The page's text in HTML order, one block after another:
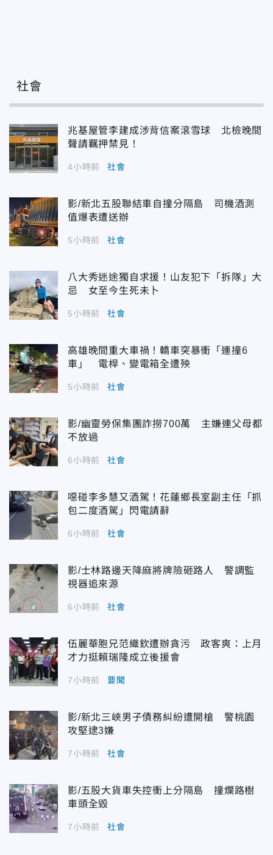
社會
兆基屋管李建成涉背信案滾雪球 北檢晚間
聲請羈押禁見！
4小時前 社會
影/新北五股聯結車自撞分隔島 司機酒測
值爆表遭送辦
5小時前 社會
八大秀迷途獨自求援！山友犯下「拆隊」大
忌 女至今生死未卜
5小時前 社會
高雄晚間重大車禍！轎車突暴衝「連撞6
車」 電桿、變電箱全遭殃
5小時前 社會
影/幽靈勞保集團詐撈700萬 主嫌連父母都
不放過
6小時前 社會
噁碰李多慧又酒駕！花蓮鄉長室副主任「抓
包二度酒駕」閃電請辭
6小時前 社會
影/士林路邊天降麻將牌險砸路人 警調監
視器追來源
6小時前 社會
伍麗華胞兄范織欽遭辦貪污 政客爽：上月
才力挺賴瑞隆成立後援會
7小時前 要聞
影/新北三峽男子債務糾紛遭開槍 警桃園
攻堅逮3嫌
7小時前 社會
影/五股大貨車失控衝上分隔島 撞爛路樹
車頭全毀
7小時前 社會